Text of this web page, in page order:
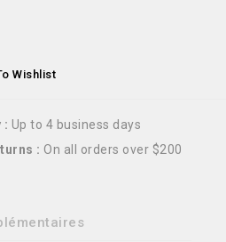
Wishlist
: Up to 4 business days
: On all orders over $200